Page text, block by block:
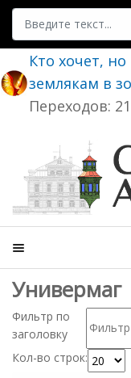
Поиск
Кто хочет,
землякам в
Переходов:
Универмаг
Фильтр по
заголовку
Кол-во строк: